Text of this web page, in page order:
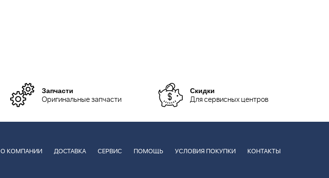
Запчасти
Оригинальные запчасти
Скидки
Для сервисных центров
О КОМПАНИИ ДОСТАВКА СЕРВИС ПОМОЩЬ УСЛОВИЯ ПОКУПКИ КОНТАКТЫ